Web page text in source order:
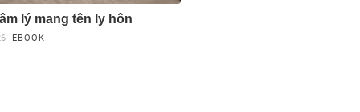
lý mang tên ly hôn
EBOOK